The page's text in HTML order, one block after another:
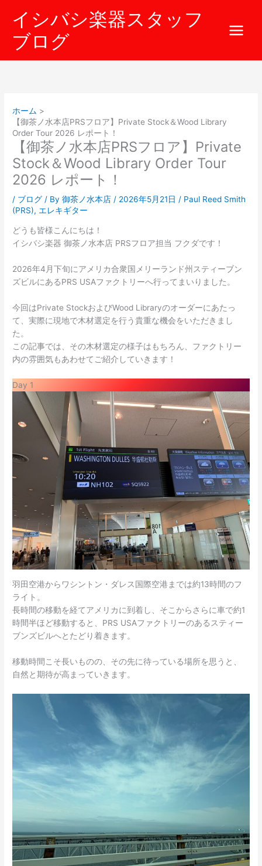
イシバシ楽器スタッフ
ブログ
ホーム
【御茶ノ水本店PRSフロア】Private Stock＆Wood Library
Order Tour 2026 レポート！
【御茶ノ水本店PRSフロア】Private
Stock＆Wood Library Order Tour
2026 レポート！
/ ブログ / By御茶ノ水本店 / 2026年5月21日 / Paul Reed Smith
(PRS), エレキギター
どうも皆様こんにちは！
イシバシ楽器 御茶ノ水本店 PRSフロア担当 フクダです！
2026年4月下旬にアメリカ合衆国メリーランド州スティーブン
ズビルにあるPRS USAファクトリーへ行ってまいりました。
今回はPrivate StockおよびWood Libraryのオーダーにあたっ
て、実際に現地で木材選定を行う貴重な機会をいただきまし
た。
この記事では、その木材選定の様子はもちろん、ファクトリー
内の雰囲気もあわせてご紹介していきます！
Day 1
羽田空港からワシントン・ダレス国際空港までは約13時間のフ
ライト。
長時間の移動を経てアメリカに到着し、そこからさらに車で約1
時間半ほど移動すると、PRS USAファクトリーのあるスティー
ブンズビルへとたどり着きます。
移動時間こそ長いものの、その先に待っている場所を思うと、
自然と期待が高まっていきます。